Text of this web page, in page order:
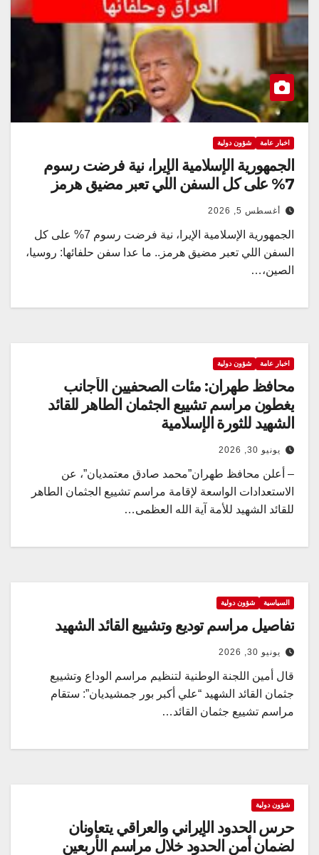
اخبار عامة شؤون دولية
الجمهورية الإسلامية الإيرا، نية فرضت رسوم
7% على كل السفن اللي تعبر مضيق هرمز
أغسطس 5, 2026
الجمهورية الإسلامية الإيرا، نية فرضت رسوم 7% على كل
السفن اللي تعبر مضيق هرمز.. ما عدا سفن حلفائها: روسيا،
الصين،…
اخبار عامة شؤون دولية
محافظ طهران: مئات الصحفيين الأجانب
يغطون مراسم تشييع الجثمان الطاهر للقائد
الشهید للثورة الإسلامية
يونيو 30, 2026
– أعلن محافظ طهران”محمد صادق معتمدیان”، عن
الاستعدادات الواسعة لإقامة مراسم تشييع الجثمان الطاهر
للقائد الشهيد للأمة آية الله العظمى…
السياسية شؤون دولية
تفاصيل مراسم توديع وتشييع القائد الشهيد
يونيو 30, 2026
قال أمين اللجنة الوطنية لتنظيم مراسم الوداع وتشييع
جثمان القائد الشهيد “علي أكبر بور جمشيديان”: ستقام
مراسم تشييع جثمان القائد…
شؤون دولية
حرس الحدود الإیراني والعراقي یتعاونان
لضمان أمن الحدود خلال مراسم الأربعین